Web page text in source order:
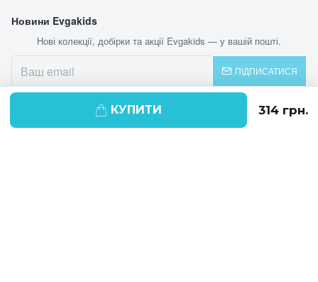
КУПИТИ
Новини Evgakids
Нові колекції, добірки та акції Evgakids — у вашій пошті.
ПІДПИСАТИСЯ